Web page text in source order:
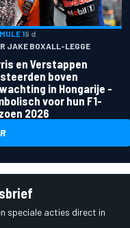
19 d
JAKE BOXALL-LEGGE
en Verstappen
boven
in Hongarije -
voor hun F1-
2026
speciale acties direct in